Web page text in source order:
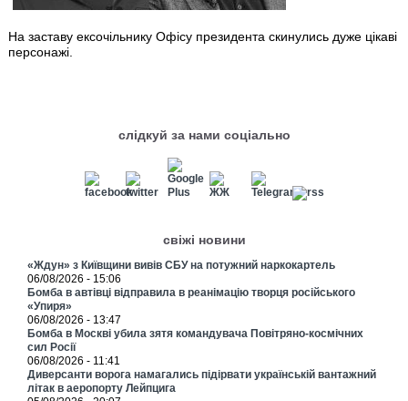
На заставу ексочільнику Офісу президента скинулись дуже цікаві
персонажі.
слідкуй за нами соціально
свіжі новини
«Ждун» з Київщини вивів СБУ на потужний наркокартель
06/08/2026 - 15:06
Бомба в автівці відправила в реанімацію творця російського
«Упиря»
06/08/2026 - 13:47
Бомба в Москві убила зятя командувача Повітряно-космічних
сил Росії
06/08/2026 - 11:41
Диверсанти ворога намагались підірвати українській вантажний
літак в аеропорту Лейпцига